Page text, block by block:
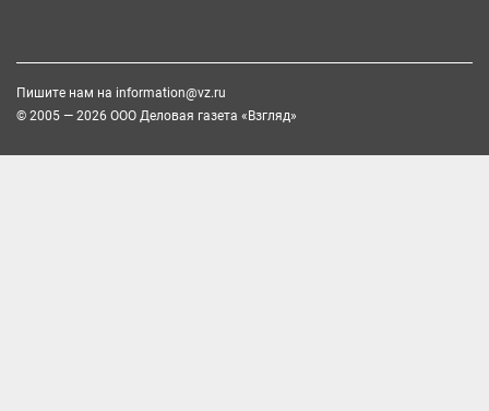
Пишите нам на information@vz.ru
© 2005 — 2026 ООО Деловая газета «Взгляд»